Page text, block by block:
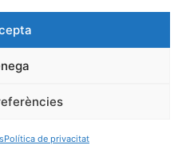
Política de privacitat
Protecció de dades